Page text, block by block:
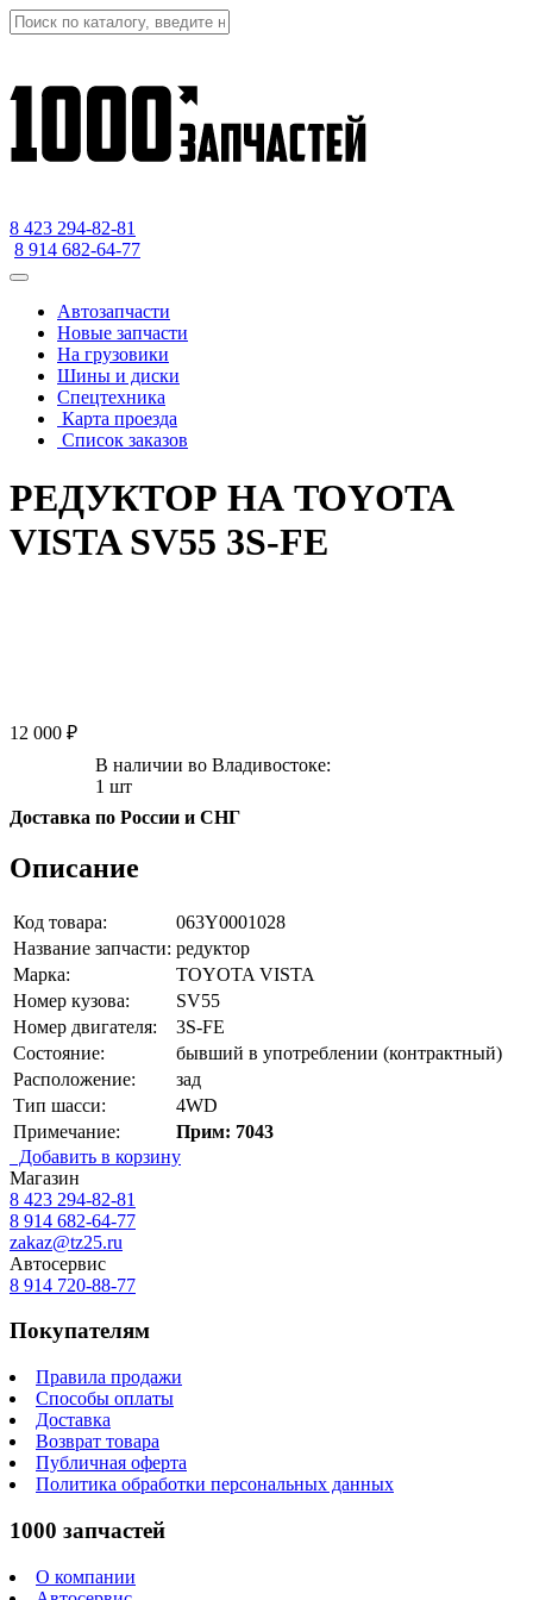
8 423 294-82-81
8 914 682-64-77
Автозапчасти
Новые запчасти
На грузовики
Шины и диски
Спецтехника
Карта проезда
Список заказов
РЕДУКТОР НА TOYOTA
VISTA SV55 3S-FE
12 000 ₽
В наличии во Владивостоке:
1 шт
Доставка по России и СНГ
Описание
Код товара:
063Y0001028
Название запчасти: редуктор
Марка:
TOYOTA VISTA
Номер кузова:
SV55
Номер двигателя:
3S-FE
Состояние:
бывший в употреблении (контрактный)
Расположение:
зад
Тип шасси:
4WD
Примечание:
Прим: 7043
Добавить в корзину
Магазин
8 423 294-82-81
8 914 682-64-77
zakaz@tz25.ru
Автосервис
8 914 720-88-77
Покупателям
Правила продажи
Способы оплаты
Доставка
Возврат товара
Публичная оферта
Политика обработки персональных данных
1000 запчастей
О компании